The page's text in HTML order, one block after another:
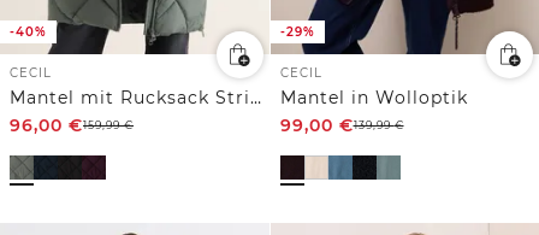
-40%
CECIL
Mantel mit Rucksack Strings
96,00 €159,99€
-29%
CECIL
Mantel in Wolloptik
99,00 €139,99€